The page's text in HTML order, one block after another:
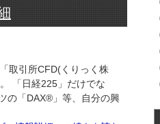
取引所CFD(くりっく株
「日経225」だけでな
の「DAX®」等、自分の興